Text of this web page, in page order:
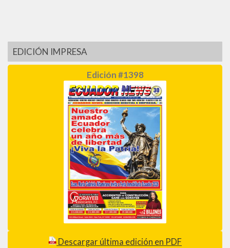
EDICIÓN IMPRESA
Edición #1398
Descargar última edición en PDF